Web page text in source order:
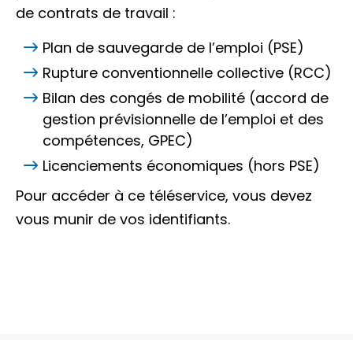
de contrats de travail :
Plan de sauvegarde de l’emploi (PSE)
Rupture conventionnelle collective (RCC)
Bilan des congés de mobilité (accord de
gestion prévisionnelle de l’emploi et des
compétences, GPEC)
Licenciements économiques (hors PSE)
Pour accéder à ce téléservice, vous devez
vous munir de vos identifiants.